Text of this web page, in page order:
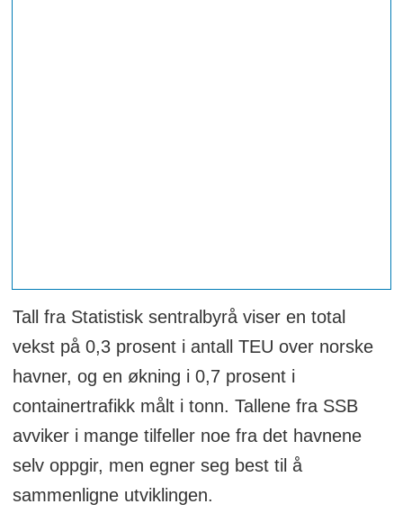
Tall fra Statistisk sentralbyrå viser en total
vekst på 0,3 prosent i antall TEU over norske
havner, og en økning i 0,7 prosent i
containertrafikk målt i tonn. Tallene fra SSB
avviker i mange tilfeller noe fra det havnene
selv oppgir, men egner seg best til å
sammenligne utviklingen.